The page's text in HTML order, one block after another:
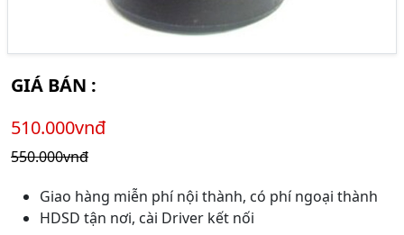
GIÁ BÁN :
510.000vnđ
550.000vnđ
Giao hàng miễn phí nội thành, có phí ngoại thành
HDSD tận nơi, cài Driver kết nối